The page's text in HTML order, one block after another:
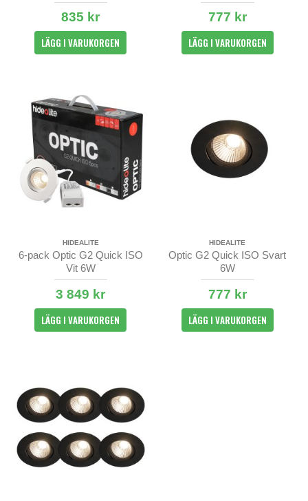
835 kr
LÄGG I VARUKORGEN
777 kr
LÄGG I VARUKORGEN
HIDEALITE
6-pack Optic G2 Quick ISO
Vit 6W
3 849 kr
LÄGG I VARUKORGEN
HIDEALITE
Optic G2 Quick ISO Svart
6W
777 kr
LÄGG I VARUKORGEN